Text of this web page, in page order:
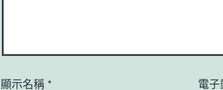
顯示名稱 * 電